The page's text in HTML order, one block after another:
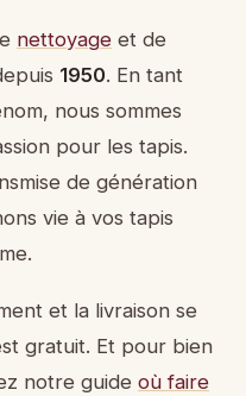
nettoyage et de
1950. En tant
nous sommes
pour les tapis.
de génération
vie à vos tapis
et la livraison se
gratuit. Et pour bien
notre guide où faire